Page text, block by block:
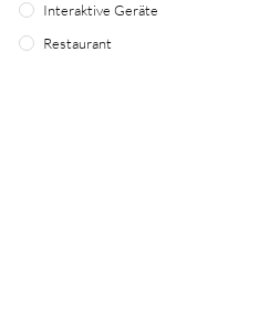
Interaktive Geräte
Restaurant